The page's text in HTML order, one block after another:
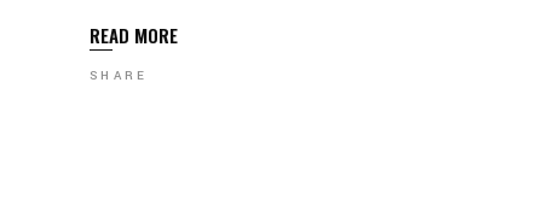
READ MORE
SHARE